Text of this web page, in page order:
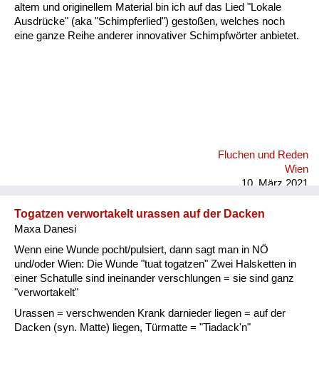
altem und originellem Material bin ich auf das Lied "Lokale
Ausdrücke" (aka "Schimpferlied") gestoßen, welches noch
eine ganze Reihe anderer innovativer Schimpfwörter anbietet.
Fluchen und Reden
Wien
10. März 2021
Togatzen verwortakelt urassen auf der Dacken
Maxa Danesi
Wenn eine Wunde pocht/pulsiert, dann sagt man in NÖ
und/oder Wien: Die Wunde "tuat togatzen" Zwei Halsketten in
einer Schatulle sind ineinander verschlungen = sie sind ganz
"verwortakelt"
Urassen = verschwenden Krank darnieder liegen = auf der
Dacken (syn. Matte) liegen, Türmatte = "Tiadack'n"